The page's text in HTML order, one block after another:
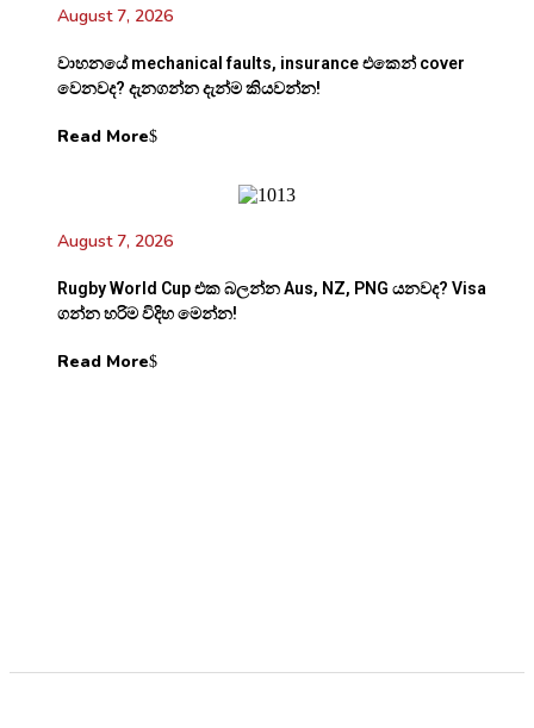
August 7, 2026
වාහනයේ mechanical faults, insurance එකෙන් cover
වෙනවද? දැනගන්න දැන්ම කියවන්න!
Read More
August 7, 2026
Rugby World Cup එක බලන්න Aus, NZ, PNG යනවද? Visa
ගන්න හරිම විදිහ මෙන්න!
Read More